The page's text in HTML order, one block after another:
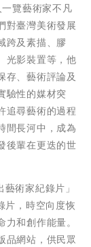
覽藝術家不凡
對臺灣美術發展
跨及素描、膠
光影裝置等，他
存、藝術評論及
驗性的媒材突
追尋藝術的過程
間長河中，成為
後輩在更迭的世
術家紀錄片」
片，時空向度恢
和創作能量。
品網站，供民眾